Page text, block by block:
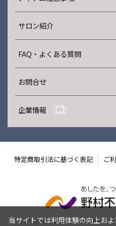
サロン紹介
FAQ・よくある質問
お問合せ
企業情報
特定商取引法に基づく表記 ご
Copyright © Nomura Real
当サイトでは利用体験の向上お